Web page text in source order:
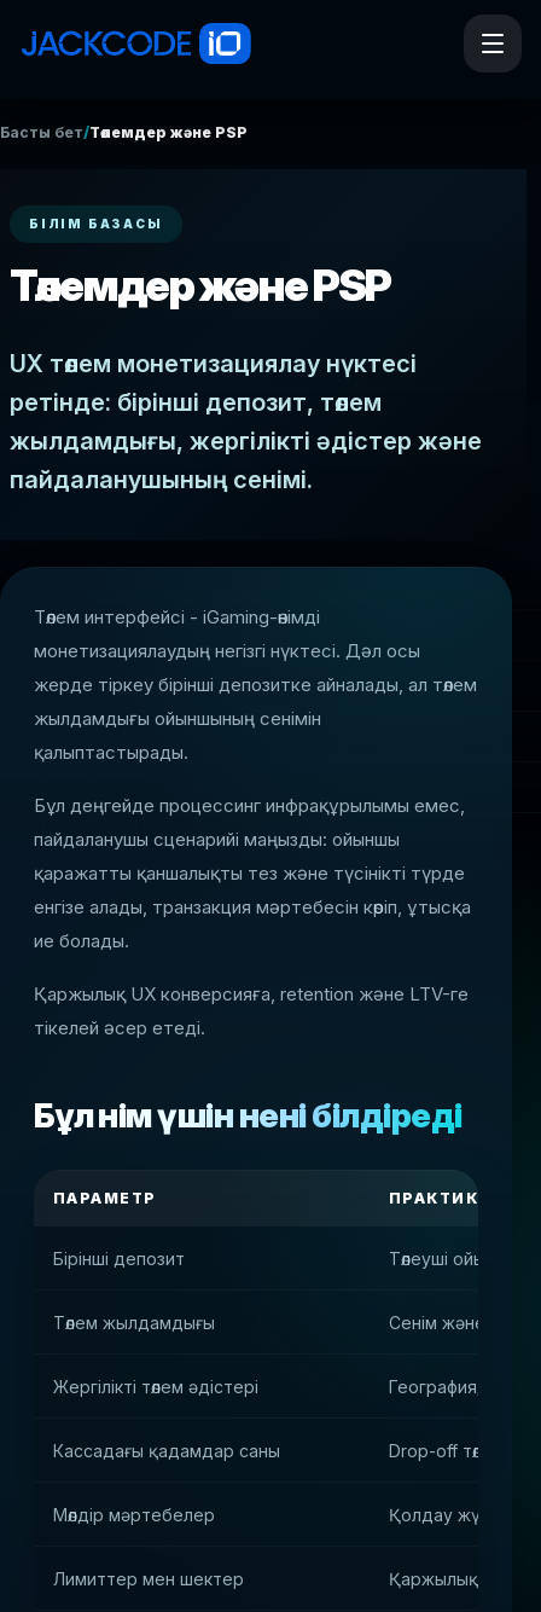
Басты бет/Төлемдер және PSP
БІЛІМ БАЗАСЫ
Төлемдер және PSP
UX төлем монетизациялау нүктесі
ретінде: бірінші депозит, төлем
жылдамдығы, жергілікті әдістер және
пайдаланушының сенімі.
Төлем интерфейсі - iGaming-өнімді
монетизациялаудың негізгі нүктесі. Дәл осы
жерде тіркеу бірінші депозитке айналады, ал төлем
жылдамдығы ойыншының сенімін
қалыптастырады.
Бұл деңгейде процессинг инфрақұрылымы емес,
пайдаланушы сценарийі маңызды: ойыншы
қаражатты қаншалықты тез және түсінікті түрде
енгізе алады, транзакция мәртебесін көріп, ұтысқа
ие болады.
Қаржылық UX конверсияға, retention және LTV-ге
тікелей әсер етеді.
Бұл өнім үшін нені білдіреді
ПАРАМЕТР ПРАКТИКАЛЫҚ
Бірінші депозит Төлеуші
Төлем жылдамдығы Сенім және
Жергілікті төлем әдістері Географиядағы
Кассадағы қадамдар саны Drop-off төлем
Мөлдір мәртебелер Қолдау
Лимиттер мен шектер Қаржылық